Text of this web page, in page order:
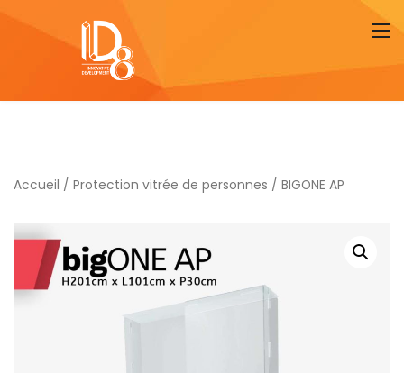
Accueil / Protection vitrée de personnes / BIGONE AP